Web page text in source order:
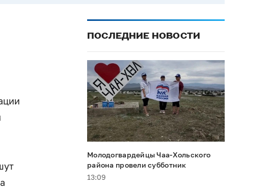
ПОСЛЕДНИЕ НОВОСТИ
Молодогвардейцы Чаа-Хольского
района провели субботник
13:09